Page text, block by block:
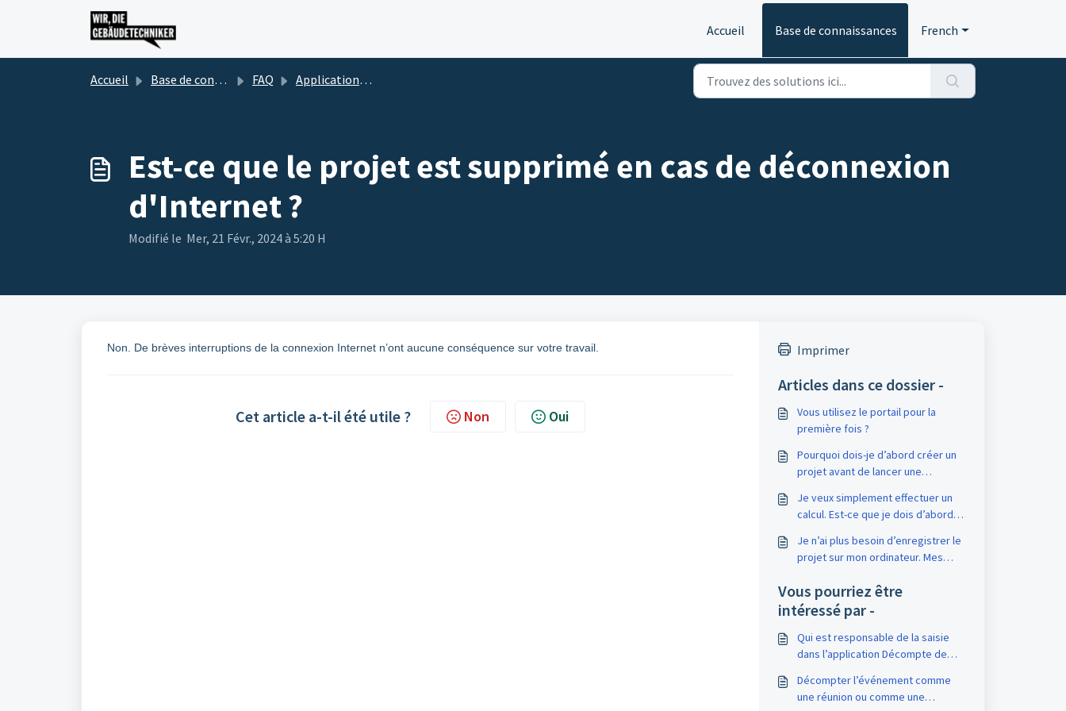
Passer au contenu principal
Accueil
Base de connaissances French
Accueil Base de connaissances FAQ Applications Web
Est-ce que le projet est supprimé en cas de déconnexion
d'Internet ?
Modifié le Mer, 21 Févr., 2024 à 5:20 H
Non. De brèves interruptions de la connexion Internet n’ont aucune conséquence sur votre travail.
Cet article a-t-il été utile ? Non Oui
Imprimer
Articles dans ce dossier -
Vous utilisez le portail pour la
première fois ?
Pourquoi dois-je d’abord créer un
projet avant de lancer une
Je veux simplement effectuer un
calcul. Est-ce que je dois d’abord
Je n’ai plus besoin d’enregistrer le
projet sur mon ordinateur. Mes
Vous pourriez être
intéressé par -
Qui est responsable de la saisie
dans l’application Décompte de
Décompter l’événement comme
une réunion ou comme une